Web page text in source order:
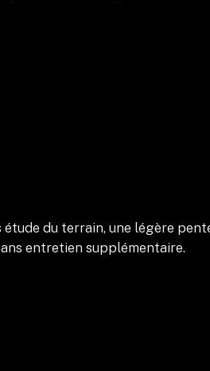
du terrain, une légère
entretien supplémentaire.